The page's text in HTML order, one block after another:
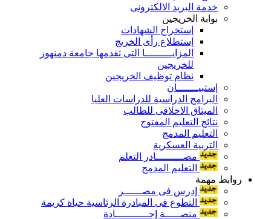
خدمة البريد الالكترونى
بوابة الخريجين
إستخراج الشهادات
إستطلاع رأى الخريج
المزايـــــــــا التى تقدمها جامعة دمنهور
للخريجين
نظام توظيف الخريجين
إستبيـــــــان
البرامج الدراسية للدراسات العليا
الميثاق الاخلاقى للطالب
نتائج التعليم المفتوح
التعليم المدمج
التربية العسكرية
مصـــــــــادر التعلم
التعليم المدمج
روابط مهمة
إدرس فى مصــــــر
التطوع فى المبادرة الرئاسية حياة كريمة
منصـــــة إجـــــــــــادة